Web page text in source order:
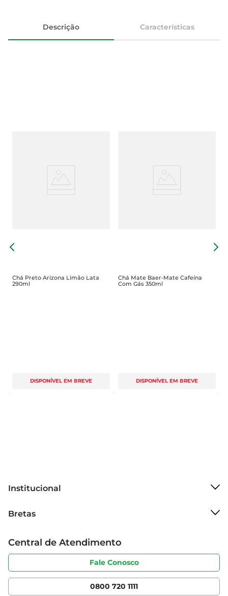
Descrição Características
Chá Preto Arizona Limão Lata
290ml
DISPONÍVEL EM BREVE
Chá Mate Baer-Mate Cafeína
Com Gás 350ml
DISPONÍVEL EM BREVE
Institucional
Grupo Cencosud
Sobre privacidade
Portal do fornecedor
Cencosud Media
Bretas
Produtos Bretas
Código de ética
Serviços
Clube Bretas
Central de Atendimento
Fale Conosco
0800 720 1111